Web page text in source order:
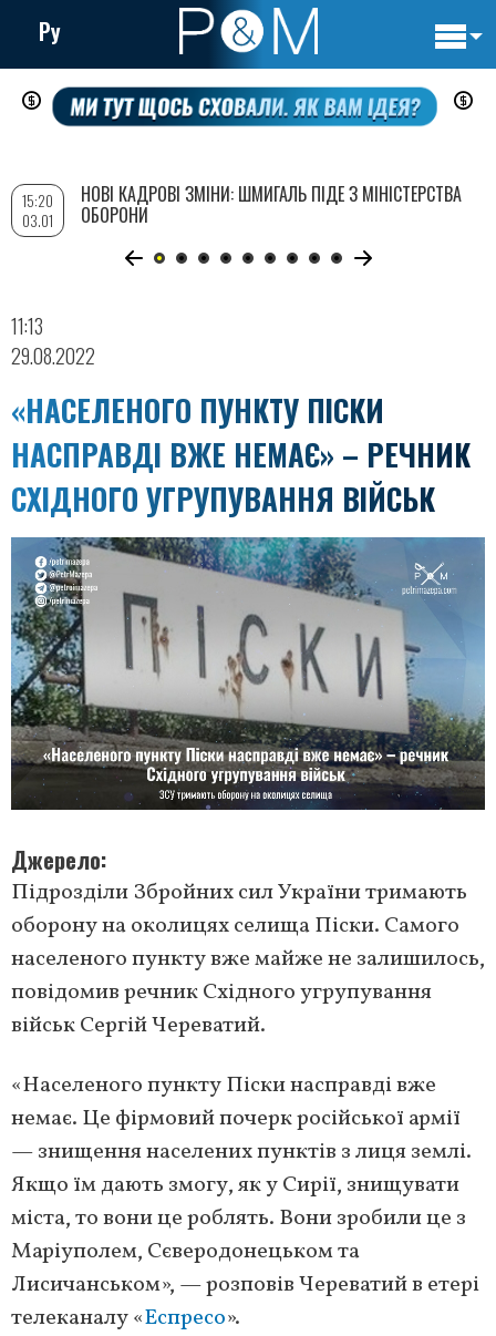
Перейти
до
вмісту
Ру
11:13
29.08.2022
«НАСЕЛЕНОГО ПУНКТУ ПІСКИ
НАСПРАВДІ ВЖЕ НЕМАЄ» – РЕЧНИК
СХІДНОГО УГРУПУВАННЯ ВІЙСЬК
Джерело
Підрозділи Збройних сил України тримають
оборону на околицях селища Піски. Самого
населеного пункту вже майже не залишилось,
повідомив речник Східного угрупування
військ Сергій Череватий.
«Населеного пункту Піски насправді вже
немає. Це фірмовий почерк російської армії
— знищення населених пунктів з лиця землі.
Якщо їм дають змогу, як у Сирії, знищувати
міста, то вони це роблять. Вони зробили це з
Маріуполем, Сєверодонецьком та
Лисичанськом», — розповів Череватий в етері
телеканалу «Еспресо».
15:20
03.01
НОВІ КАДРОВІ ЗМІНИ: ШМИГАЛЬ ПІДЕ З МІНІСТЕРСТВА
ОБОРОНИ